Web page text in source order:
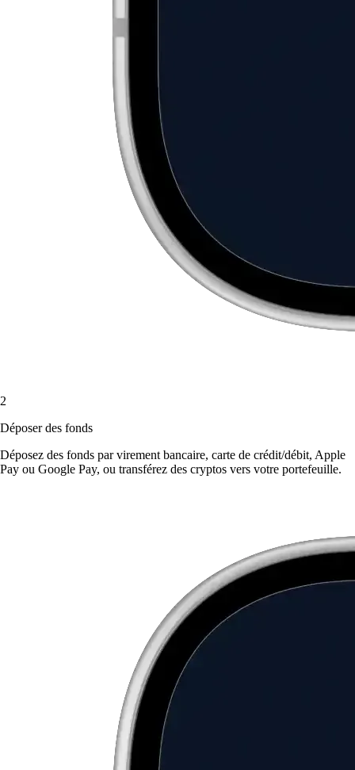
2
Déposer des fonds
Déposez des fonds par virement bancaire, carte de crédit/débit, Apple
Pay ou Google Pay, ou transférez des cryptos vers votre portefeuille.